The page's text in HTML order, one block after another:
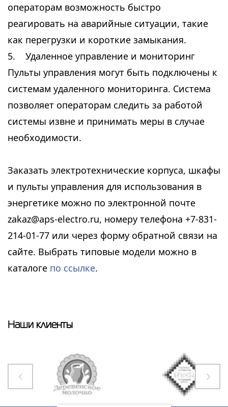
операторам возможность быстро
реагировать на аварийные ситуации, такие
как перегрузки и короткие замыкания.
5. Удаленное управление и мониторинг
Пульты управления могут быть подключены к
системам удаленного мониторинга. Система
позволяет операторам следить за работой
системы извне и принимать меры в случае
необходимости.
Заказать электротехнические корпуса, шкафы
и пульты управления для использования в
энергетике можно по электронной почте
zakaz@aps-electro.ru, номеру телефона +7-831-
214-01-77 или через форму обратной связи на
сайте. Выбрать типовые модели можно в
каталоге по ссылке.
Наши клиенты